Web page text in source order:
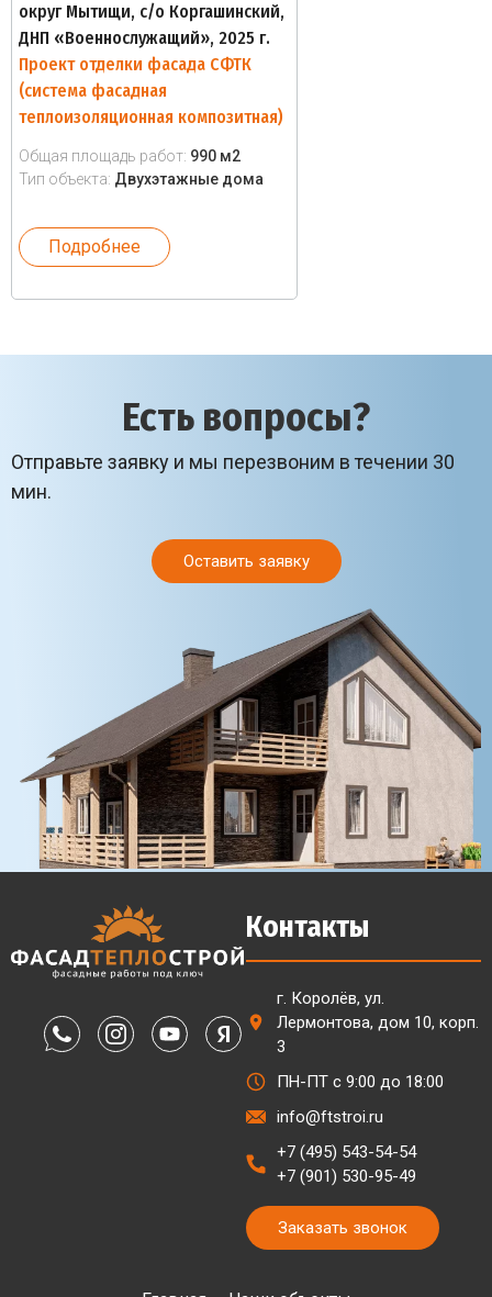
округ Мытищи, с/о Коргашинский,
ДНП «Военнослужащий», 2025 г.
Проект отделки фасада СФТК
(система фасадная
теплоизоляционная композитная)
Общая площадь работ: 990 м2
Тип объекта: Двухэтажные дома
Подробнее
Есть вопросы?
Отправьте заявку и мы перезвоним в течении 30
мин.
Оставить заявку
Контакты
г. Королёв, ул.
Лермонтова, дом 10, корп.
3
ПН-ПТ с 9:00 до 18:00
info@ftstroi.ru
+7 (495) 543-54-54
+7 (901) 530-95-49
Заказать звонок